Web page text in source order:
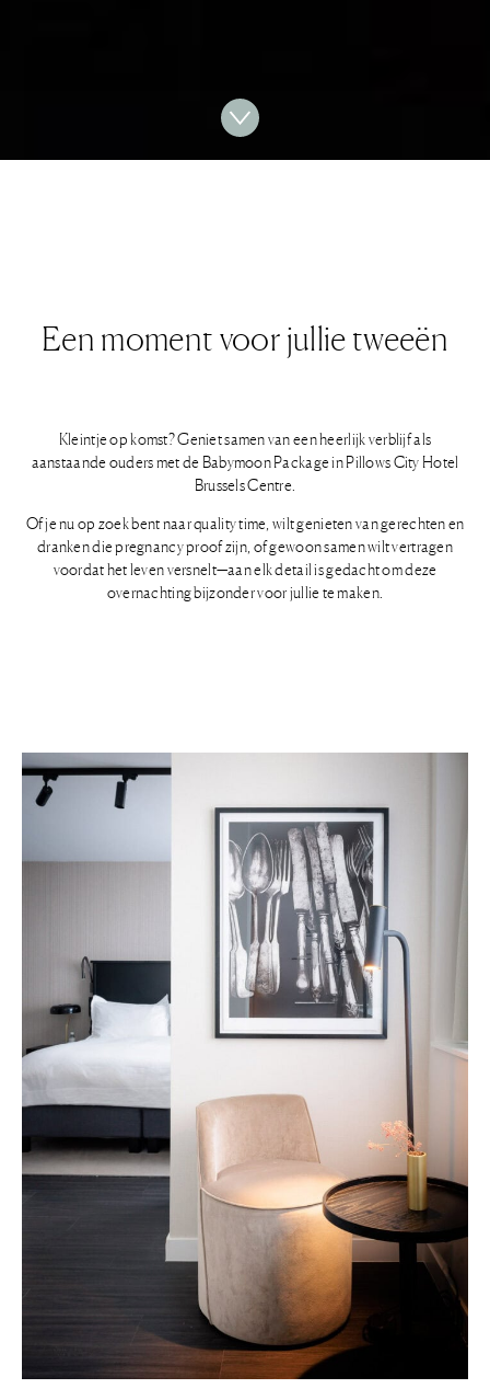
Een moment voor jullie tweeën
Kleintje op komst? Geniet samen van een heerlijk verblijf als
aanstaande ouders met de Babymoon Package in Pillows City Hotel
Brussels Centre.
Of je nu op zoek bent naar quality time, wilt genieten van gerechten en
dranken die pregnancy proof zijn, of gewoon samen wilt vertragen
voordat het leven versnelt—aan elk detail is gedacht om deze
overnachting bijzonder voor jullie te maken.